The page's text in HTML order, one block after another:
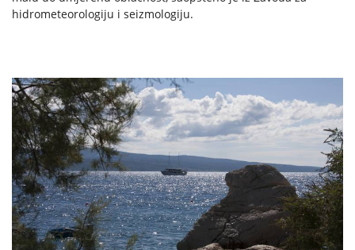
hidrometeorologiju i seizmologiju.